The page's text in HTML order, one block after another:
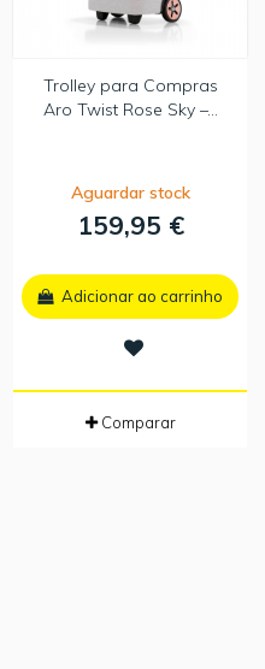
Trolley para Compras
Aro Twist Rose Sky –...
Aguardar stock
159,95 €
Adicionar ao carrinho
Comparar